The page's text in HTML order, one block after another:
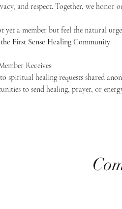
and respect. Together, we honor
yet a member but feel the natural
First Sense Healing Community.
Receives:
spiritual healing requests shared
to send healing, prayer, or